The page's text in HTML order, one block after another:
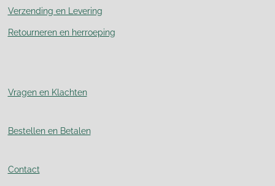
Verzending en Levering
Retourneren en herroeping
Vragen en Klachten
Bestellen en Betalen
Contact